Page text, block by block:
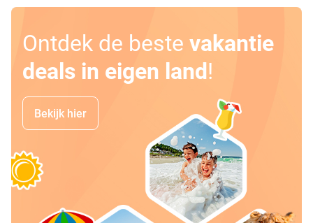
Ontdek de beste vakantie
deals in eigen land!
Bekijk hier